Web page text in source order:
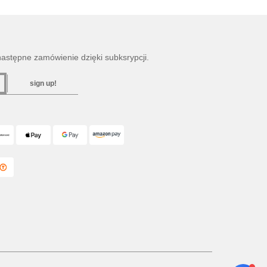
zamówienie dzięki subksrypcji.
sign up!